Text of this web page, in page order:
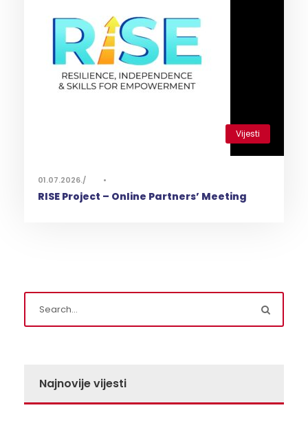
Vijesti
01.07.2026. •
RISE Project – Online Partners’ Meeting
Najnovije vijesti